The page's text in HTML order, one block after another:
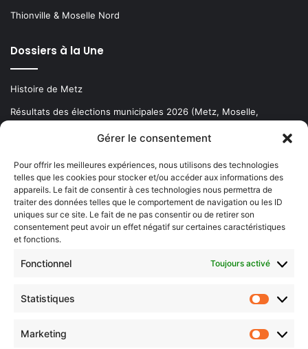
Gérer le consentement
Pour offrir les meilleures expériences, nous utilisons des technologies
telles que les cookies pour stocker et/ou accéder aux informations des
appareils. Le fait de consentir à ces technologies nous permettra de
traiter des données telles que le comportement de navigation ou les ID
uniques sur ce site. Le fait de ne pas consentir ou de retirer son
consentement peut avoir un effet négatif sur certaines caractéristiques
et fonctions.
Fonctionnel Toujours activé
Statistiques
Marketing
Thionville & Moselle Nord
Dossiers à la Une
Histoire de Metz
Résultats des élections municipales 2026 (Metz, Moselle,
Newsletter gratuite
Choisissez : matin, soir ou hebdo ?
votre